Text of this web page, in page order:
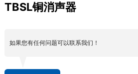
TBSL铜消声器
如果您有任何问题可以联系我们！